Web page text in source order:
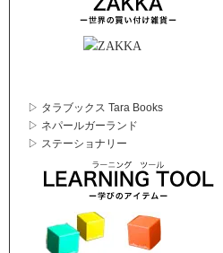
▷ タラブックス Tara Books
▷ ネパールガーランド
▷ ステーショナリー